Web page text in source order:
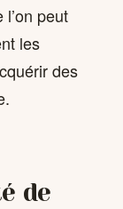
peut
les
des
de